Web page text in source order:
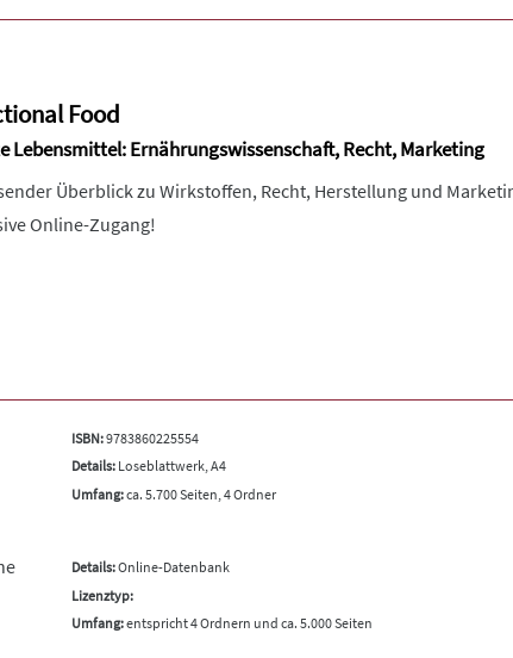
Food
Lebensmittel: Ernährungswissenschaft, Recht, Marketing
Überblick zu Wirkstoffen, Recht, Herstellung und
Online-Zugang!
ISBN:9783860225554
Details:Loseblattwerk, A4
Umfang:ca. 5.700 Seiten, 4 Ordner
Details:Online-Datenbank
Lizenztyp:
Umfang:entspricht 4 Ordnern und ca. 5.000 Seiten